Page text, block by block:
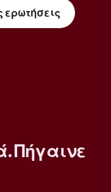
ερωτήσεις
Πήγαινε